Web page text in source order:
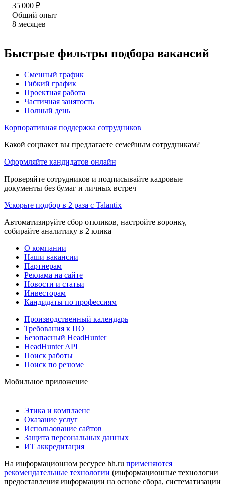
35 000 ₽
Общий опыт
8 месяцев
Быстрые фильтры подбора вакансий
Сменный график
Гибкий график
Проектная работа
Частичная занятость
Полный день
Корпоративная поддержка сотрудников
Какой соцпакет вы предлагаете семейным сотрудникам?
Оформляйте кандидатов онлайн
Проверяйте сотрудников и подписывайте кадровые
документы без бумаг и личных встреч
Ускорьте подбор в 2 раза с Talantix
Автоматизируйте сбор откликов, настройте воронку,
собирайте аналитику в 2 клика
О компании
Наши вакансии
Партнерам
Реклама на сайте
Новости и статьи
Инвесторам
Кандидаты по профессиям
Производственный календарь
Требования к ПО
Безопасный HeadHunter
HeadHunter API
Поиск работы
Поиск по резюме
Мобильное приложение
Этика и комплаенс
Оказание услуг
Использование сайтов
Защита персональных данных
ИТ аккредитация
На информационном ресурсе hh.ru применяются
рекомендательные технологии (информационные технологии
предоставления информации на основе сбора, систематизации